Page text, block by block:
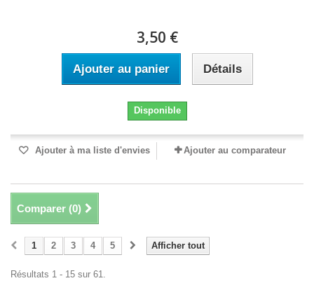
3,50 €
Ajouter au panier Détails
Disponible
Ajouter à ma liste d'envies Ajouter au comparateur
Comparer (0)
Afficher tout
1 2 3 4 5
Résultats 1 - 15 sur 61.